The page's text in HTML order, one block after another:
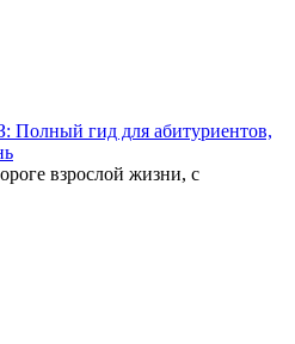
Полный гид для абитуриентов,
взрослой жизни, с